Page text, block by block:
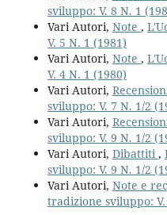
sviluppo: V. 8 N. 1
Vari Autori, Note ,
V. 5 N. 1 (1981)
Vari Autori, Note ,
V. 4 N. 1 (1980)
Vari Autori,
sviluppo: V. 7 N. 1/2
Vari Autori,
sviluppo: V. 9 N. 1/2
Vari Autori, Dibattiti,
sviluppo: V. 9 N. 1/2
Vari Autori, Note e
tradizione sviluppo: V.